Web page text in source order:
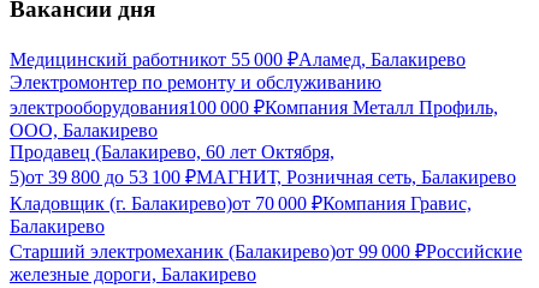
Вакансии дня
Медицинский работникот 55 000 ₽Аламед, Балакирево
Электромонтер по ремонту и обслуживанию
электрооборудования100 000 ₽Компания Металл Профиль,
OOO, Балакирево
Продавец (Балакирево, 60 лет Октября,
5)от 39 800 до 53 100 ₽МАГНИТ, Розничная сеть, Балакирево
Кладовщик (г. Балакирево)от 70 000 ₽Компания Гравис,
Балакирево
Старший электромеханик (Балакирево)от 99 000 ₽Российские
железные дороги, Балакирево